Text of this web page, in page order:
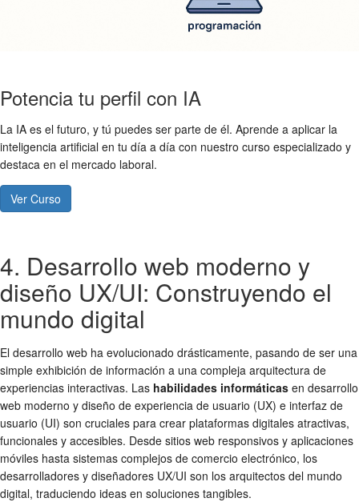
Potencia tu perfil con IA
La IA es el futuro, y tú puedes ser parte de él. Aprende a aplicar la
inteligencia artificial en tu día a día con nuestro curso especializado y
destaca en el mercado laboral.
Ver Curso
4. Desarrollo web moderno y
diseño UX/UI: Construyendo el
mundo digital
El desarrollo web ha evolucionado drásticamente, pasando de ser una
simple exhibición de información a una compleja arquitectura de
experiencias interactivas. Las habilidades informáticas en desarrollo
web moderno y diseño de experiencia de usuario (UX) e interfaz de
usuario (UI) son cruciales para crear plataformas digitales atractivas,
funcionales y accesibles. Desde sitios web responsivos y aplicaciones
móviles hasta sistemas complejos de comercio electrónico, los
desarrolladores y diseñadores UX/UI son los arquitectos del mundo
digital, traduciendo ideas en soluciones tangibles.